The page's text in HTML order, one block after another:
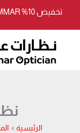
المحتوى
تخفيض 10% AMMAR
الرئيسية